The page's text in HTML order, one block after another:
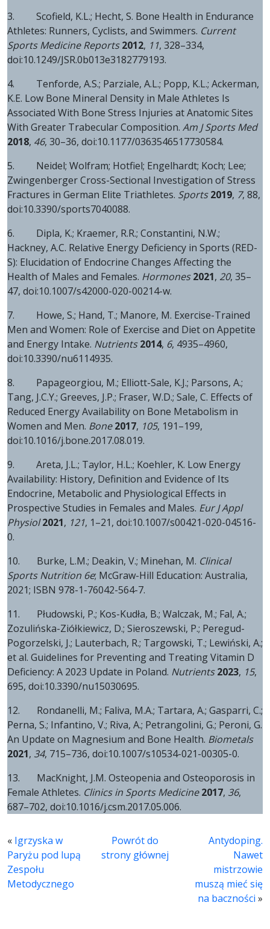
3. Scofield, K.L.; Hecht, S. Bone Health in Endurance
Athletes: Runners, Cyclists, and Swimmers. Current
Sports Medicine Reports 2012, 11, 328–334,
doi:10.1249/JSR.0b013e3182779193.
4. Tenforde, A.S.; Parziale, A.L.; Popp, K.L.; Ackerman,
K.E. Low Bone Mineral Density in Male Athletes Is
Associated With Bone Stress Injuries at Anatomic Sites
With Greater Trabecular Composition. Am J Sports Med
2018, 46, 30–36, doi:10.1177/0363546517730584.
5. Neidel; Wolfram; Hotfiel; Engelhardt; Koch; Lee;
Zwingenberger Cross-Sectional Investigation of Stress
Fractures in German Elite Triathletes. Sports 2019, 7, 88,
doi:10.3390/sports7040088.
6. Dipla, K.; Kraemer, R.R.; Constantini, N.W.;
Hackney, A.C. Relative Energy Deficiency in Sports (RED-
S): Elucidation of Endocrine Changes Affecting the
Health of Males and Females. Hormones 2021, 20, 35–
47, doi:10.1007/s42000-020-00214-w.
7. Howe, S.; Hand, T.; Manore, M. Exercise-Trained
Men and Women: Role of Exercise and Diet on Appetite
and Energy Intake. Nutrients 2014, 6, 4935–4960,
doi:10.3390/nu6114935.
8. Papageorgiou, M.; Elliott-Sale, K.J.; Parsons, A.;
Tang, J.C.Y.; Greeves, J.P.; Fraser, W.D.; Sale, C. Effects of
Reduced Energy Availability on Bone Metabolism in
Women and Men. Bone 2017, 105, 191–199,
doi:10.1016/j.bone.2017.08.019.
9. Areta, J.L.; Taylor, H.L.; Koehler, K. Low Energy
Availability: History, Definition and Evidence of Its
Endocrine, Metabolic and Physiological Effects in
Prospective Studies in Females and Males. Eur J Appl
Physiol 2021, 121, 1–21, doi:10.1007/s00421-020-04516-
0.
10. Burke, L.M.; Deakin, V.; Minehan, M. Clinical
Sports Nutrition 6e; McGraw-Hill Education: Australia,
2021; ISBN 978-1-76042-564-7.
11. Płudowski, P.; Kos-Kudła, B.; Walczak, M.; Fal, A.;
Zozulińska-Ziółkiewicz, D.; Sieroszewski, P.; Peregud-
Pogorzelski, J.; Lauterbach, R.; Targowski, T.; Lewiński, A.;
et al. Guidelines for Preventing and Treating Vitamin D
Deficiency: A 2023 Update in Poland. Nutrients 2023, 15,
695, doi:10.3390/nu15030695.
12. Rondanelli, M.; Faliva, M.A.; Tartara, A.; Gasparri, C.;
Perna, S.; Infantino, V.; Riva, A.; Petrangolini, G.; Peroni, G.
An Update on Magnesium and Bone Health. Biometals
2021, 34, 715–736, doi:10.1007/s10534-021-00305-0.
13. MacKnight, J.M. Osteopenia and Osteoporosis in
Female Athletes. Clinics in Sports Medicine 2017, 36,
687–702, doi:10.1016/j.csm.2017.05.006.
« Igrzyska w
Paryżu pod lupą
Zespołu
Metodycznego
Powrót do
strony głównej
Antydoping.
Nawet
mistrzowie
muszą mieć się
na baczności »